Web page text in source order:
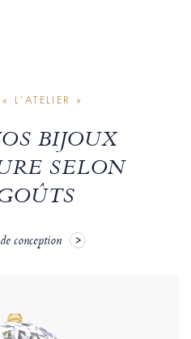
L’ATELIER »
BIJOUX
SELON
conception